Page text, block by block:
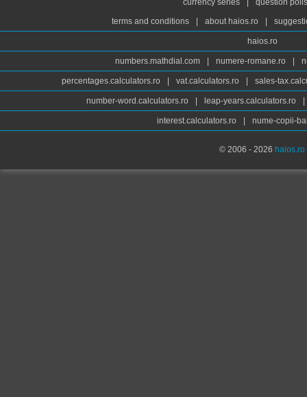
currency series
question
terms and conditions
about haios.ro
haios.ro
numbers.mathdial.com numere-romane.ro
percentages.calculators.ro vat.calculators.ro sales-
number-word.calculators.ro leap-years.calculators.ro
interest.calculators.ro nume-copii-
© 2006 - 2026 haios.ro